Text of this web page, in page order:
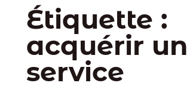
Étiquette :
acquérir un
service